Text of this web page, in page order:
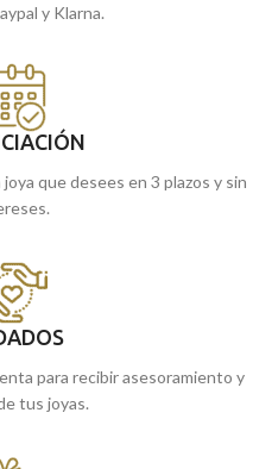
y Klarna.
que desees en 3 plazos y sin
para recibir asesoramiento y
tus joyas.